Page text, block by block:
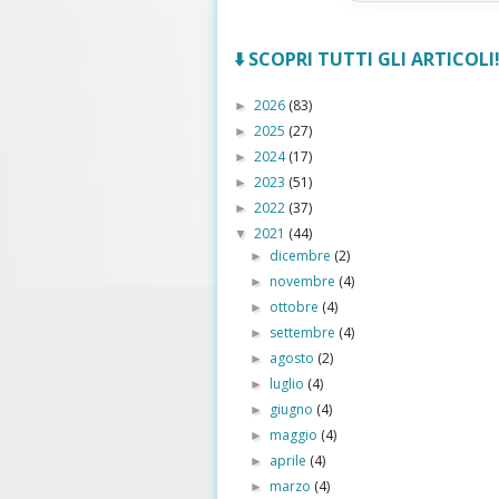
⬇️ SCOPRI TUTTI GLI
► 2026 (83)
► 2025 (27)
► 2024(17)
► 2023 (51)
► 2022 (37)
▼ 2021 (44)
► dicembre (2)
► novembre (4)
► ottobre (4)
► settembre (4)
► agosto (2)
► luglio (4)
► giugno (4)
► maggio (4)
► aprile (4)
► marzo (4)